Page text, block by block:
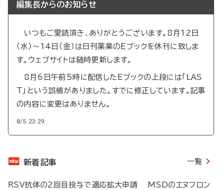
編集長からのお知らせ
いつもご愛読頂き、ありがとうございます。8月12日
（水）～14日（金）は日刊薬業のEブックを休刊に致しま
す。ウェブサイトは随時更新します。
8月6日午前5時に配信したEブックの上段には「LAS
T」という誤植がありました。すでに修正しています。記事
の内容に変更はありません。
8/5 23:29
新着記事 一覧
RSV抗体の2回目投与で適応拡大申請 MSDのエヌフロン